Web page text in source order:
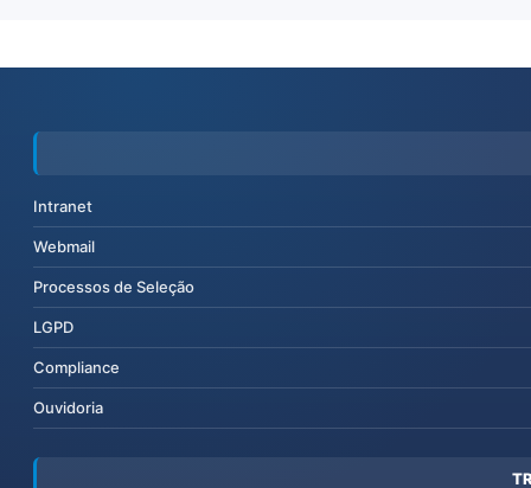
Intranet
Webmail
Processos de Seleção
LGPD
Compliance
Ouvidoria